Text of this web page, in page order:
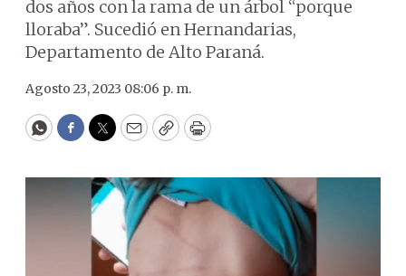
dos años con la rama de un árbol “porque
lloraba”. Sucedió en Hernandarias,
Departamento de Alto Paraná.
Agosto 23, 2023 08:06 p. m.
WhatsApp
Facebook
Twitter
EmailCopyPrint